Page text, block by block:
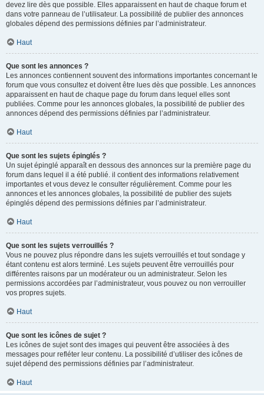
devez lire dès que possible. Elles apparaissent en haut de chaque forum et
dans votre panneau de l’utilisateur. La possibilité de publier des annonces
globales dépend des permissions définies par l’administrateur.
Haut
Que sont les annonces ?
Les annonces contiennent souvent des informations importantes concernant le
forum que vous consultez et doivent être lues dès que possible. Les annonces
apparaissent en haut de chaque page du forum dans lequel elles sont
publiées. Comme pour les annonces globales, la possibilité de publier des
annonces dépend des permissions définies par l’administrateur.
Haut
Que sont les sujets épinglés ?
Un sujet épinglé apparaît en dessous des annonces sur la première page du
forum dans lequel il a été publié. il contient des informations relativement
importantes et vous devez le consulter régulièrement. Comme pour les
annonces et les annonces globales, la possibilité de publier des sujets
épinglés dépend des permissions définies par l’administrateur.
Haut
Que sont les sujets verrouillés ?
Vous ne pouvez plus répondre dans les sujets verrouillés et tout sondage y
étant contenu est alors terminé. Les sujets peuvent être verrouillés pour
différentes raisons par un modérateur ou un administrateur. Selon les
permissions accordées par l’administrateur, vous pouvez ou non verrouiller
vos propres sujets.
Haut
Que sont les icônes de sujet ?
Les icônes de sujet sont des images qui peuvent être associées à des
messages pour refléter leur contenu. La possibilité d’utiliser des icônes de
sujet dépend des permissions définies par l’administrateur.
Haut